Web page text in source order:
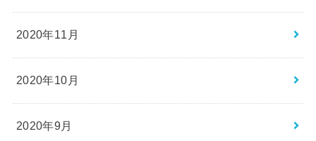
2020年11月
2020年10月
2020年9月